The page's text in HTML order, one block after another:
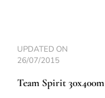
UPDATED ON
26/07/2015
Team Spirit 30x400m